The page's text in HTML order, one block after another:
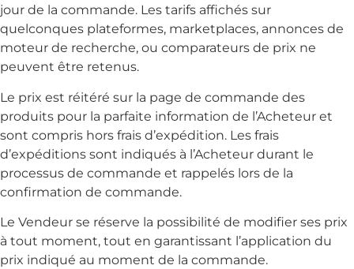
jour de la commande. Les tarifs affichés sur
quelconques plateformes, marketplaces, annonces de
moteur de recherche, ou comparateurs de prix ne
peuvent être retenus.
Le prix est réitéré sur la page de commande des
produits pour la parfaite information de l’Acheteur et
sont compris hors frais d’expédition. Les frais
d’expéditions sont indiqués à l’Acheteur durant le
processus de commande et rappelés lors de la
confirmation de commande.
Le Vendeur se réserve la possibilité de modifier ses prix
à tout moment, tout en garantissant l’application du
prix indiqué au moment de la commande.